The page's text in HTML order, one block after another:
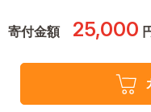
寄付金額 25,000